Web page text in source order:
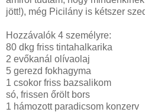
jött!), még Picilány is kétszer
Hozzávalók 4 személyre:
80 dkg friss tintahalkarika
2 evőkanál olívaolaj
5 gerezd fokhagyma
1 csokor friss bazsalikom
só, frissen őrölt bors
1 hámozott paradicsom konzerv